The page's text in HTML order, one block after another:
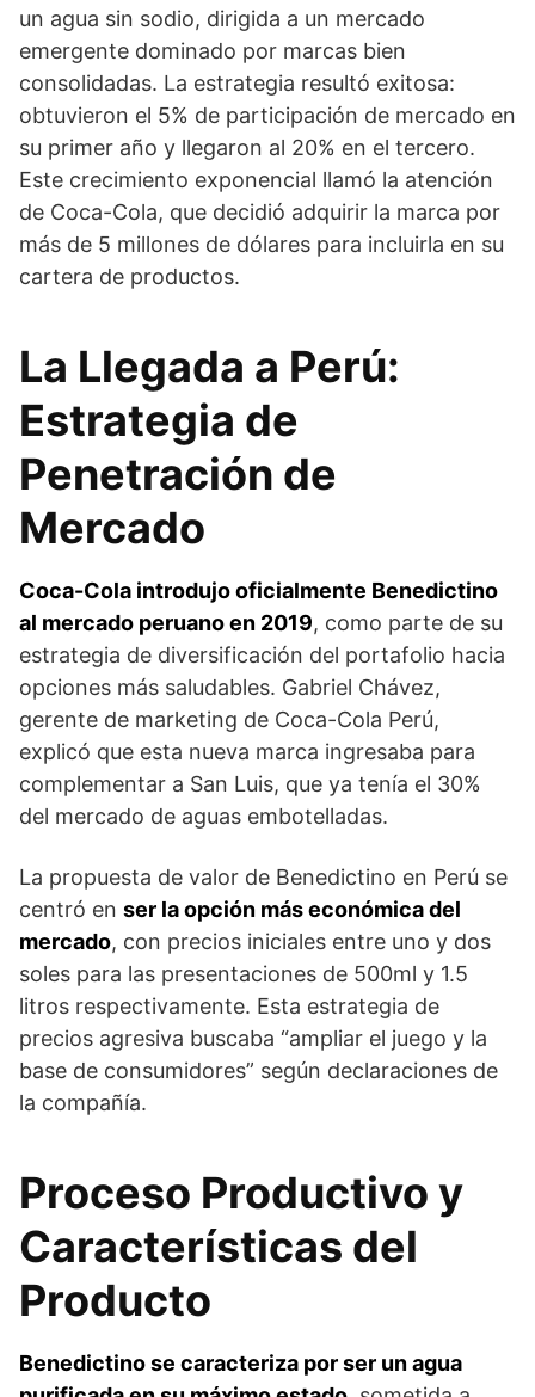
un agua sin sodio, dirigida a un mercado
emergente dominado por marcas bien
consolidadas. La estrategia resultó exitosa:
obtuvieron el 5% de participación de mercado en
su primer año y llegaron al 20% en el tercero.
Este crecimiento exponencial llamó la atención
de Coca-Cola, que decidió adquirir la marca por
más de 5 millones de dólares para incluirla en su
cartera de productos.
La Llegada a Perú:
Estrategia de
Penetración de
Mercado
Coca-Cola introdujo oficialmente Benedictino
al mercado peruano en 2019, como parte de su
estrategia de diversificación del portafolio hacia
opciones más saludables. Gabriel Chávez,
gerente de marketing de Coca-Cola Perú,
explicó que esta nueva marca ingresaba para
complementar a San Luis, que ya tenía el 30%
del mercado de aguas embotelladas.
La propuesta de valor de Benedictino en Perú se
centró en ser la opción más económica del
mercado, con precios iniciales entre uno y dos
soles para las presentaciones de 500ml y 1.5
litros respectivamente. Esta estrategia de
precios agresiva buscaba “ampliar el juego y la
base de consumidores” según declaraciones de
la compañía.
Proceso Productivo y
Características del
Producto
Benedictino se caracteriza por ser un agua